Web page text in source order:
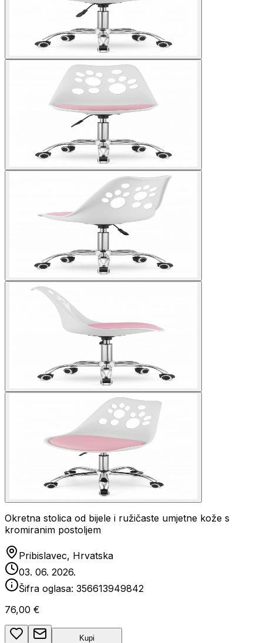
Okretna stolica od bijele i ružičaste umjetne kože s
kromiranim postoljem
Pribislavec, Hrvatska
03. 06. 2026.
Šifra oglasa: 356613949842
76,00 €
Kupi